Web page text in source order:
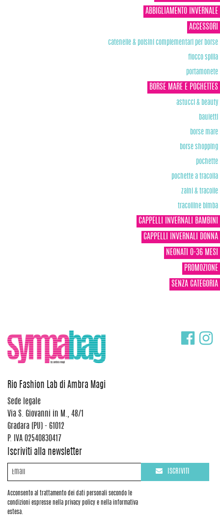
ABBIGLIAMENTO INVERNALE
ACCESSORI
catenelle & polsini complementari per borse
fiocco spilla
portamonete
BORSE MARE E POCHETTES
astucci & beauty
bauletti
borse mare
borse shopping
pochette
pochette a tracolla
zaini & tracolle
tracolline bimba
CAPPELLI INVERNALI BAMBINI
CAPPELLI INVERNALI DONNA
NEONATI 0-36 MESI
PROMOZIONE
SENZA CATEGORIA
Rio Fashion Lab di Ambra Magi
Sede legale
Via S. Giovanni in M., 48/1
Gradara (PU) - 61012
P. IVA 02540830417
Iscriviti alla newsletter
Acconsento al trattamento dei dati personali secondo le
condizioni espresse nella privacy policy e nella informativa
estesa.
ISCRIVITI